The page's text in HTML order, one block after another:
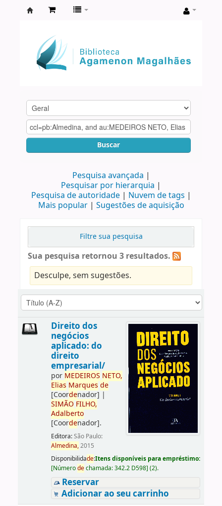
Agamenon
Magalhães
Buscar
Pesquisa avançada
Pesquisar por hierarquia
Pesquisa de autoridade
Nuvem de tags
Mais popular
Sugestões de aquisição
Filtre sua pesquisa
Sua pesquisa retornou 3 resultados.
Desculpe, sem sugestões.
Direito dos
negócios
aplicado: do
direito
empresarial/
por MEDEIROS NETO,
Elias Marques de
[Coordenador] |
SIMÃO FILHO,
Adalberto
[Coordenador].
Editora:São Paulo:
Almedina,2015
Disponibilidade:Itens disponíveis para empréstimo:
[Númerodechamada:342.2 D598] (2).
Reservar
Adicionar ao seu carrinho